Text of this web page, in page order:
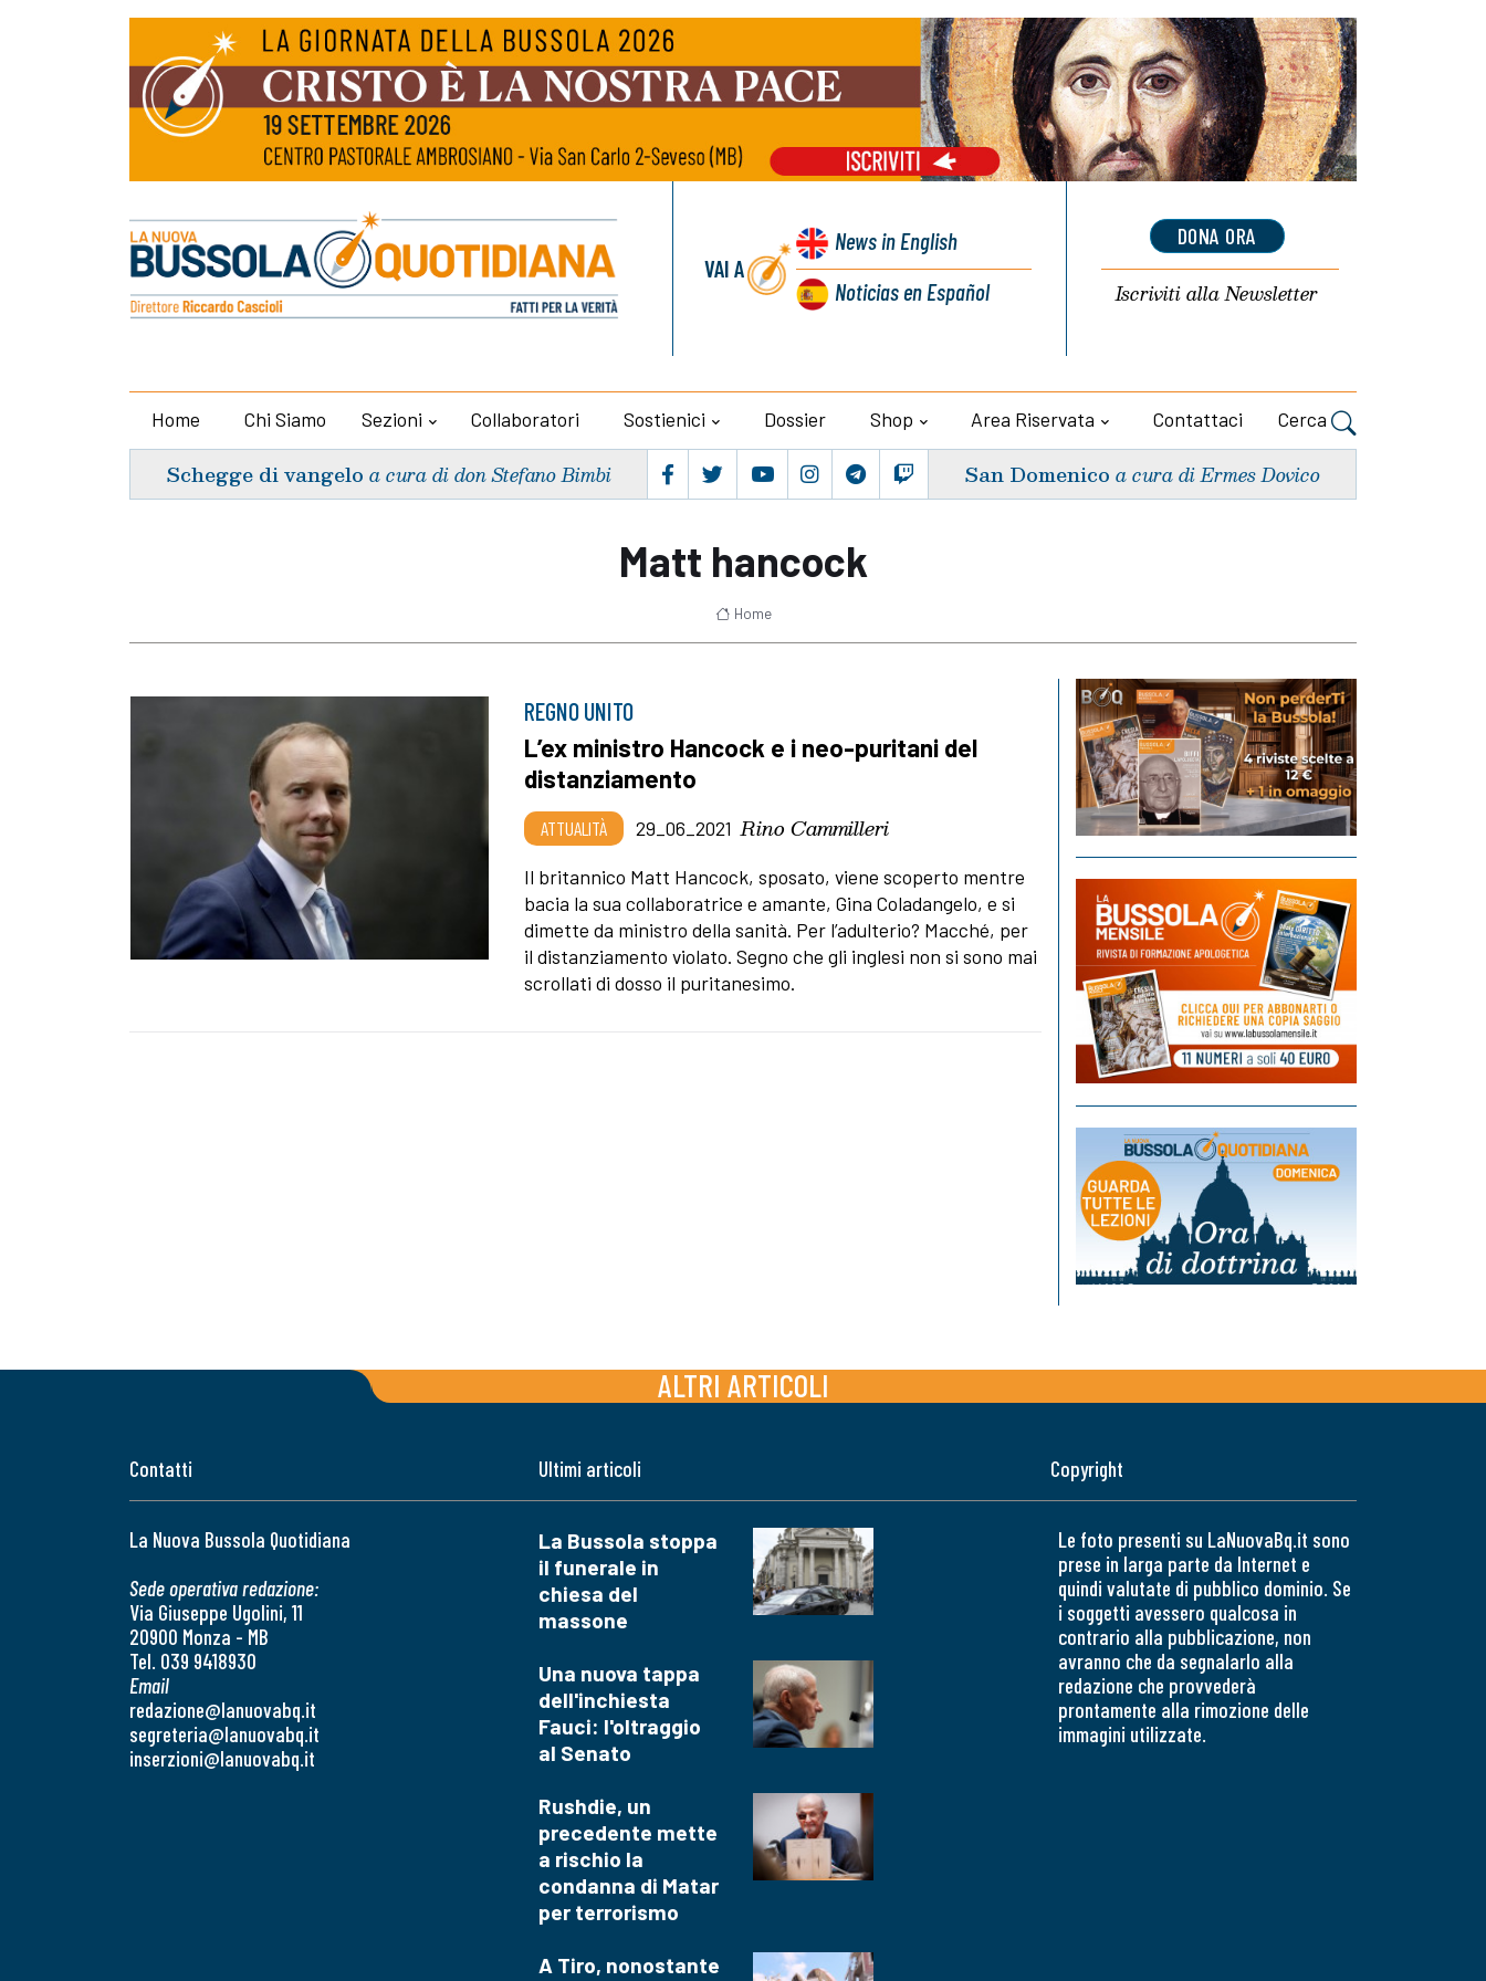
VAI A
Newsin English
Noticiasen Español
DONA ORA
Iscriviti allaNewsletter
Home Chi Siamo Sezioni Collaboratori Sostienici Dossier Shop Area Riservata Contattaci Cerca
Schegge di vangelo a cura di don Stefano Bimbi San Domenico a cura di Ermes Dovico
Matt hancock
Home
REGNO UNITO
L’ex ministro Hancock e i neo-puritani del
distanziamento
ATTUALITÀ 29_06_2021 Rino Cammilleri
Il britannico Matt Hancock, sposato, viene scoperto mentre
bacia la sua collaboratrice e amante, Gina Coladangelo, e si
dimette da ministro della sanità. Per l’adulterio? Macché, per
il distanziamento violato. Segno che gli inglesi non si sono mai
scrollati di dosso il puritanesimo.
ALTRI ARTICOLI
Contatti
La Nuova Bussola Quotidiana
Sede operativa redazione:
Via Giuseppe Ugolini, 11
20900 Monza - MB
Tel. 039 9418930
Email
redazione@lanuovabq.it
segreteria@lanuovabq.it
inserzioni@lanuovabq.it
Ultimi articoli
La Bussola stoppa
il funerale in
chiesa del
massone
Una nuova tappa
dell'inchiesta
Fauci: l'oltraggio
al Senato
Rushdie, un
precedente mette
a rischio la
condanna di Matar
per terrorismo
A Tiro, nonostante
Copyright
Le foto presenti su LaNuovaBq.it sono
prese in larga parte da Internet e
quindi valutate di pubblico dominio. Se
i soggetti avessero qualcosa in
contrario alla pubblicazione, non
avranno che da segnalarlo alla
redazione che provvederà
prontamente alla rimozione delle
immagini utilizzate.